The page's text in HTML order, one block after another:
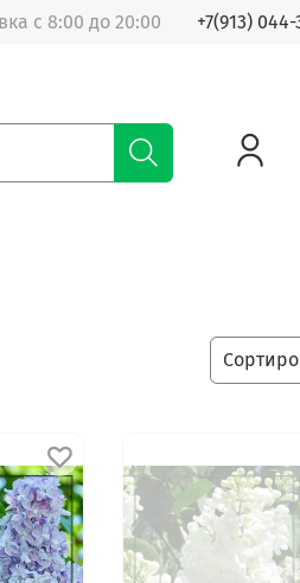
с 8:00 до 20:00 +7(913) 044-